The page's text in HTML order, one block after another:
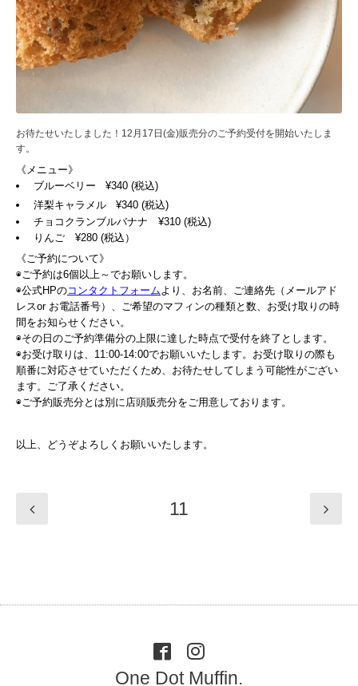
お待たせいたしました！12月17日(金)販売分のご予約受付を開始いたしま
す。
《メニュー》
ブルーベリー ¥340 (税込)
洋梨キャラメル ¥340 (税込)
チョコクランブルバナナ ¥310 (税込)
りんご ¥280 (税込）
《ご予約について》
◉ご予約は6個以上～でお願いします。
◉公式HPのコンタクトフォームより、お名前、ご連絡先（メールアド
レスor お電話番号）、ご希望のマフィンの種類と数、お受け取りの時
間をお知らせください。
◉その日のご予約準備分の上限に達した時点で受付を終了とします。
◉お受け取りは、11:00-14:00でお願いいたします。お受け取りの際も
順番に対応させていただくため、お待たせしてしまう可能性がござい
ます。ご了承ください。
◉ご予約販売分とは別に店頭販売分をご用意しております。
以上、どうぞよろしくお願いいたします。
11
One Dot Muffin.